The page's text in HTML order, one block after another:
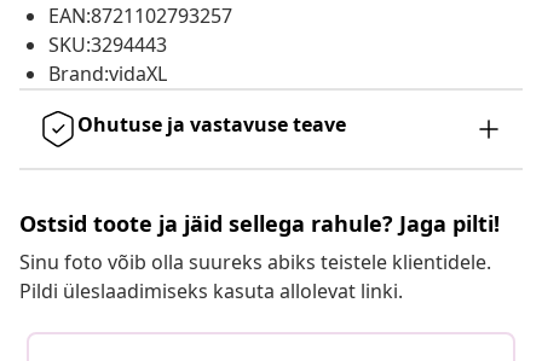
EAN:8721102793257
SKU:3294443
Brand:vidaXL
Ohutuse ja vastavuse teave
Ostsid toote ja jäid sellega rahule? Jaga pilti!
Sinu foto võib olla suureks abiks teistele klientidele.
Pildi üleslaadimiseks kasuta allolevat linki.